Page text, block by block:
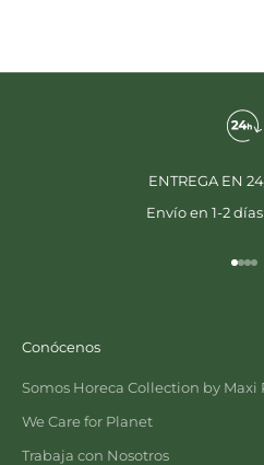
ENTREGA EN
Envío en 1-2
Ir al
Ir al
IrIr
Conócenos
Somos Horeca Collection by Maxi
We Care for Planet
Trabaja con Nosotros